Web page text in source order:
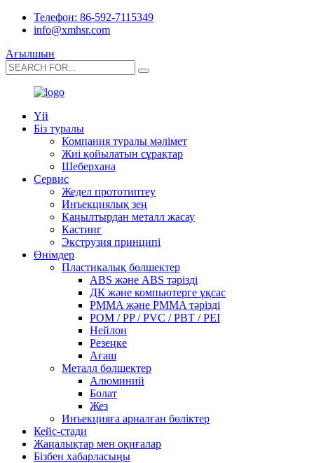
Телефон: 86-592-7115349
info@xmhsr.com
Ағылшын
Үй
Біз туралы
Компания туралы мәлімет
Жиі қойылатын сұрақтар
Шеберхана
Сервис
Жедел прототиптеу
Инъекциялық зең
Қаңылтырдан металл жасау
Кастинг
Экструзия принципі
Өнімдер
Пластикалық бөлшектер
ABS және ABS тәрізді
ДК және компьютерге ұқсас
PMMA және PMMA тәрізді
POM / PP / PVC / PBT / PEI
Нейлон
Резеңке
Ағаш
Металл бөлшектер
Алюминий
Болат
Жез
Инъекцияға арналған бөліктер
Кейс-стади
Жаңалықтар мен оқиғалар
Бізбен хабарласыңы